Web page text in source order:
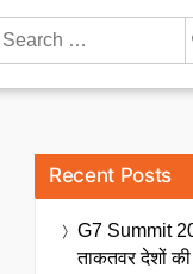
Recent Posts
G7 Summit
ताकतवर देशों